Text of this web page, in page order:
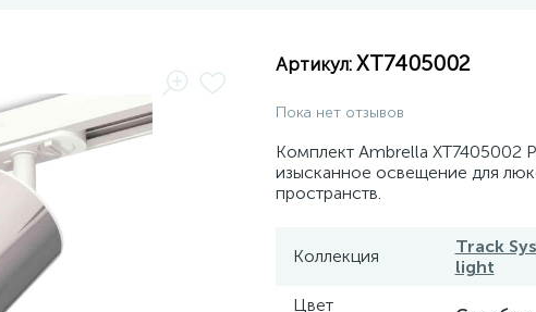
Артикул: XT7405002
Пока нет отзывов
Комплект Ambrella XT7405002
изысканное освещение для
пространств.
Коллекция
Track
light
Цвет